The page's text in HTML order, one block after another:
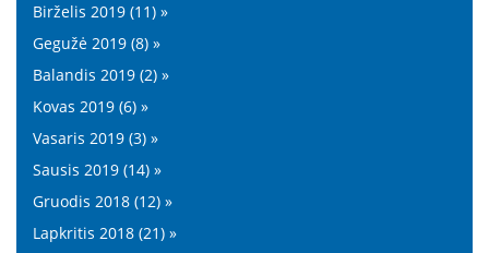
Birželis 2019 (11) »
Gegužė 2019 (8) »
Balandis 2019 (2) »
Kovas 2019 (6) »
Vasaris 2019 (3) »
Sausis 2019 (14) »
Gruodis 2018 (12) »
Lapkritis 2018 (21) »